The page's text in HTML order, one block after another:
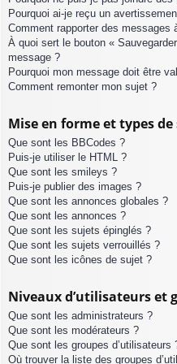
Pourquoi ai-je reçu un
Comment rapporter des messages
À quoi sert le bouton «
message ?
Pourquoi mon message doit être
Comment remonter mon sujet ?
Mise en forme et types
Que sont les BBCodes ?
Puis-je utiliser le HTML ?
Que sont les smileys ?
Puis-je publier des images ?
Que sont les annonces globales ?
Que sont les annonces ?
Que sont les sujets épinglés ?
Que sont les sujets verrouillés ?
Que sont les icônes de sujet ?
Niveaux d’utilisateurs et
Que sont les administrateurs ?
Que sont les modérateurs ?
Que sont les groupes d’utilisateurs
Où trouver la liste des groupes